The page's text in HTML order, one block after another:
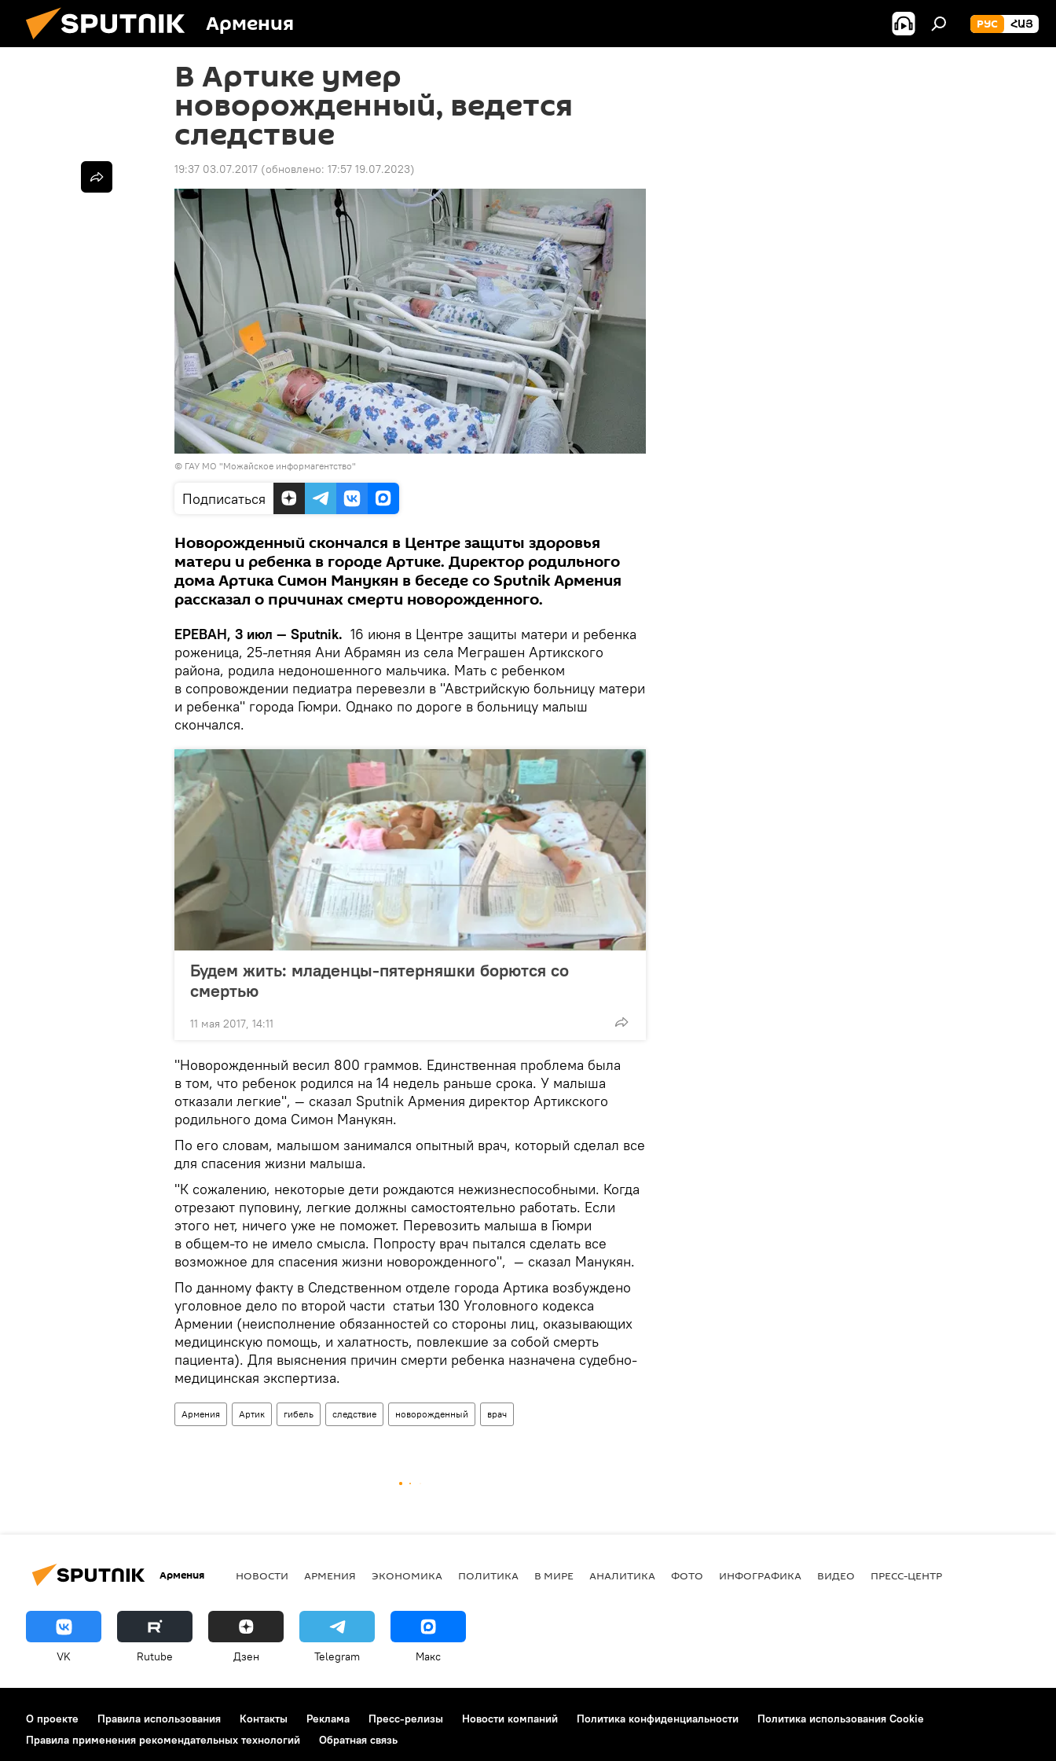
Армения РУС ՀԱՅ
В Артике умер
новорожденный, ведется
следствие
19:37 03.07.2017 (обновлено: 17:57 19.07.2023)
© ГАУ МО "Можайское информагентство"
Подписаться
Новорожденный скончался в Центре защиты здоровья
матери и ребенка в городе Артике. Директор родильного
дома Артика Симон Манукян в беседе со Sputnik Армения
рассказал о причинах смерти новорожденного.
ЕРЕВАН, 3 июл — Sputnik. 16 июня в Центре защиты матери и ребенка
роженица, 25-летняя Ани Абрамян из села Меграшен Артикского
района, родила недоношенного мальчика. Мать с ребенком
в сопровождении педиатра перевезли в "Австрийскую больницу матери
и ребенка" города Гюмри. Однако по дороге в больницу малыш
скончался.
Будем жить: младенцы-пятерняшки борются со
смертью
11 мая 2017, 14:11
"Новорожденный весил 800 граммов. Единственная проблема была
в том, что ребенок родился на 14 недель раньше срока. У малыша
отказали легкие", — сказал Sputnik Армения директор Артикского
родильного дома Симон Манукян.
По его словам, малышом занимался опытный врач, который сделал все
для спасения жизни малыша.
"К сожалению, некоторые дети рождаются нежизнеспособными. Когда
отрезают пуповину, легкие должны самостоятельно работать. Если
этого нет, ничего уже не поможет. Перевозить малыша в Гюмри
в общем-то не имело смысла. Попросту врач пытался сделать все
возможное для спасения жизни новорожденного", — сказал Манукян.
По данному факту в Следственном отделе города Артика возбуждено
уголовное дело по второй части статьи 130 Уголовного кодекса
Армении (неисполнение обязанностей со стороны лиц, оказывающих
медицинскую помощь, и халатность, повлекшие за собой смерть
пациента). Для выяснения причин смерти ребенка назначена судебно-
медицинская экспертиза.
Армения Артик гибель следствие новорожденный врач
Армения НОВОСТИ АРМЕНИЯ ЭКОНОМИКА ПОЛИТИКА В МИРЕ АНАЛИТИКА ФОТО ИНФОГРАФИКА ВИДЕО ПРЕСС-ЦЕНТР
VK Rutube Дзен Telegram Макс
О проекте Правила использования Контакты Реклама Пресс-релизы Новости компаний Политика конфиденциальности
Политика использования Cookie
Правила применения рекомендательных технологий
Обратная связь